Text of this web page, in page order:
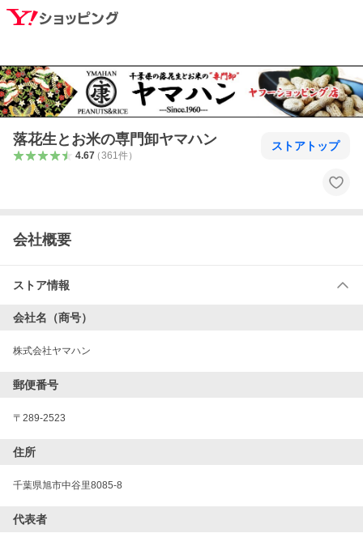
落花生とお米の専門卸ヤマハン
4.67（361件）
ストアトップ
会社概要
ストア情報
会社名（商号）
株式会社ヤマハン
郵便番号
〒 289-2523
住所
千葉県旭市中谷里8085-8
代表者